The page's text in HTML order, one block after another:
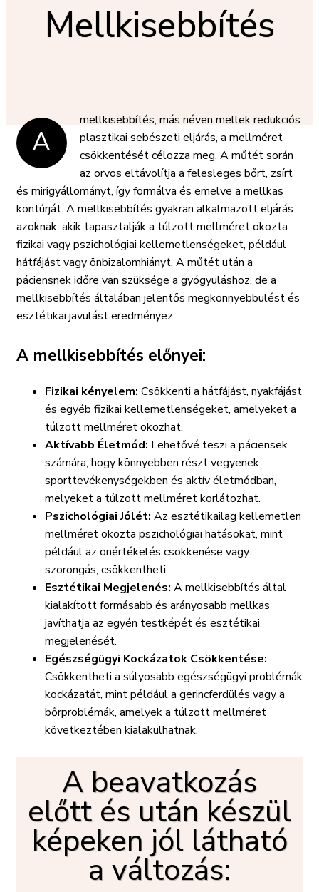
Mellkisebbítés
A
mellkisebbítés, más néven mellek redukciós
plasztikai sebészeti eljárás, a mellméret
csökkentését célozza meg. A műtét során
az orvos eltávolítja a felesleges bőrt, zsírt
és mirigyállományt, így formálva és emelve a mellkas
kontúrját. A mellkisebbítés gyakran alkalmazott eljárás
azoknak, akik tapasztalják a túlzott mellméret okozta
fizikai vagy pszichológiai kellemetlenségeket, például
hátfájást vagy önbizalomhiányt. A műtét után a
páciensnek időre van szüksége a gyógyuláshoz, de a
mellkisebbítés általában jelentős megkönnyebbülést és
esztétikai javulást eredményez.
A mellkisebbítés előnyei:
Fizikai kényelem: Csökkenti a hátfájást, nyakfájást
és egyéb fizikai kellemetlenségeket, amelyeket a
túlzott mellméret okozhat.
Aktívabb Életmód: Lehetővé teszi a páciensek
számára, hogy könnyebben részt vegyenek
sporttevékenységekben és aktív életmódban,
melyeket a túlzott mellméret korlátozhat.
Pszichológiai Jólét: Az esztétikailag kellemetlen
mellméret okozta pszichológiai hatásokat, mint
például az önértékelés csökkenése vagy
szorongás, csökkentheti.
Esztétikai Megjelenés: A mellkisebbítés által
kialakított formásabb és arányosabb mellkas
javíthatja az egyén testképét és esztétikai
megjelenését.
Egészségügyi Kockázatok Csökkentése:
Csökkentheti a súlyosabb egészségügyi problémák
kockázatát, mint például a gerincferdülés vagy a
bőrproblémák, amelyek a túlzott mellméret
következtében kialakulhatnak.
A beavatkozás
előtt és után készül
képeken jól látható
a változás: